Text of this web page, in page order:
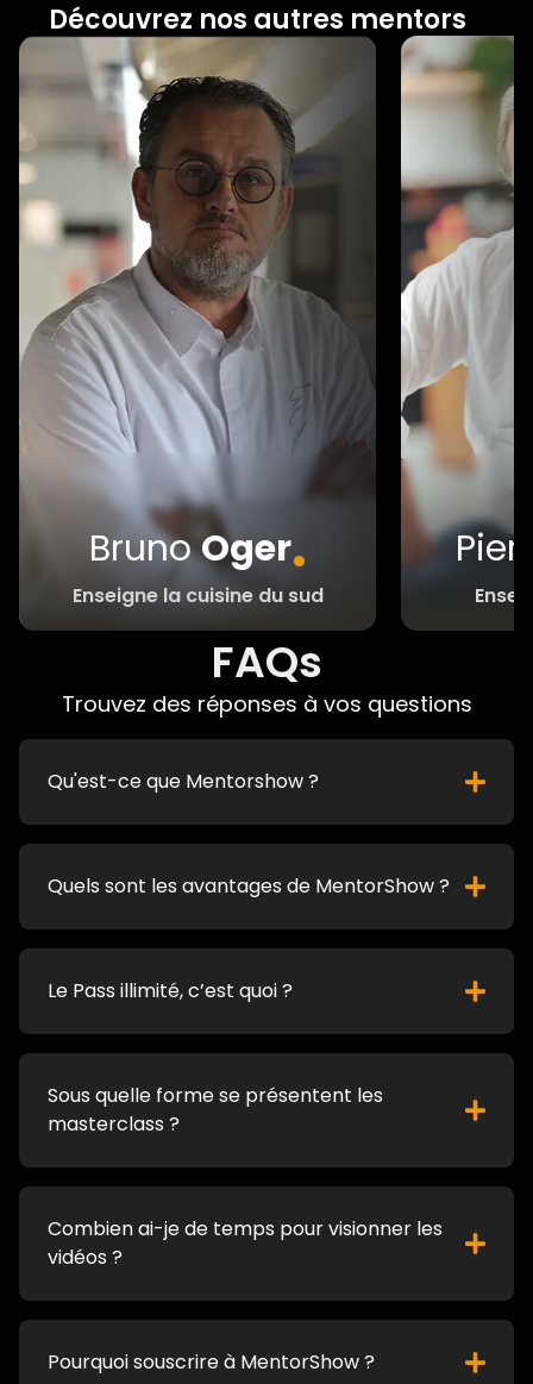
Découvrez nos autres mentors
BrunoOger.
Enseigne la cuisine du sud
FAQs
Trouvez des réponses à vos questions
Qu'est-ce que Mentorshow ?
Quels sont les avantages de MentorShow ?
Le Pass illimité, c’est quoi ?
Sous quelle forme se présentent les
masterclass ?
Combien ai-je de temps pour visionner les
vidéos ?
Pourquoi souscrire à MentorShow ?